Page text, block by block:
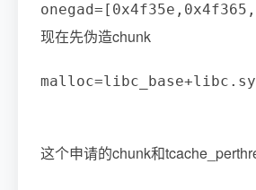
onegad= [ 0x4f35e , 0x4f365 ,
现在先伪造chunk
malloc=libc_base+libc .
这个申请的chunk和